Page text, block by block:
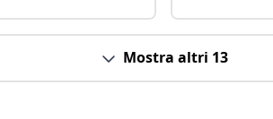
Mostra altri 13